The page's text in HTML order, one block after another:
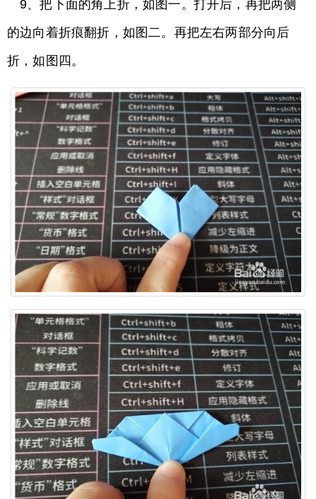
9、把下面的角上折，如图一。打开后，再把两侧
的边向着折痕翻折，如图二。再把左右两部分向后
折，如图四。